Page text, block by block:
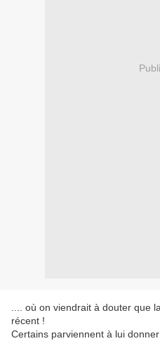
.... où on viendrait à douter que
récent !
Certains parviennent à lui